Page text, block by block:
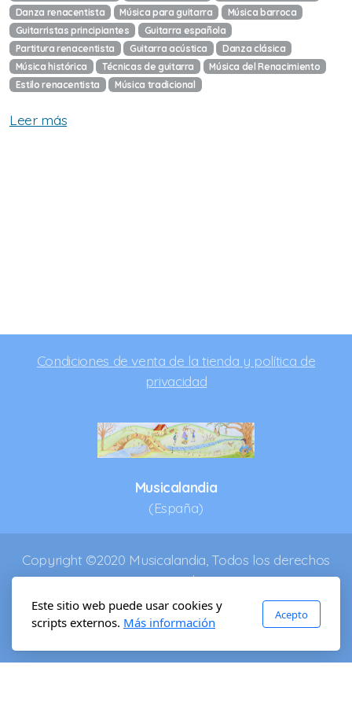
Danza renacentista
Música para guitarra
Música barroca
Guitarristas principiantes
Guitarra española
Partitura renacentista
Guitarra acústica
Danza clásica
Música histórica
Técnicas de guitarra
Música del Renacimiento
Estilo renacentista
Música tradicional
Leer más
Condiciones de venta de la tienda y política de
privacidad
Musicalandia
(España)
Copyright ©2020 Musicalandia, Todos los derechos
reservados.
Este sitio web puede usar cookies y
scripts externos. Más información
Acepto
105 acordes y 102 ritmos para UKELELE
Guía de acordes para LAÚD ESPAÑOL
10 villancicos adaptados para BANDURRIA
Guía de acordes para BOUZOUKI, MANDOLA Y
10 melodías tradicionales de Europa
10 villancicos adaptados para CONCERTINA
Bouzouki/cittern
Ukelele
Vídeos de flauta